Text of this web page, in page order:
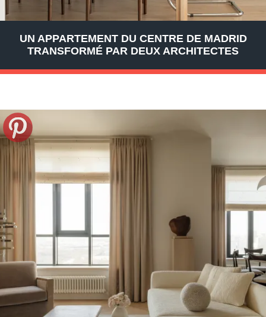
UN APPARTEMENT DU CENTRE DE MADRID
TRANSFORMÉ PAR DEUX ARCHITECTES